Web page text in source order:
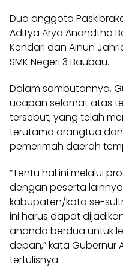
Dua anggota
Aditya Arya Anandtha
Kendari dan Ainun
SMK Negeri 3 Baubau.
Dalam sambutannya,
ucapan selamat atas
tersebut, yang telah
terutama orangtua
pemerimah daerah
“Tentu hal ini melalui
dengan peserta
kabupaten/kota se-
ini harus dapat
ananda berdua untuk
depan,” kata Gubernur
tertulisnya.